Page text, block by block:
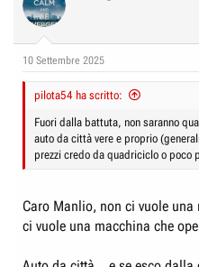
t
i
s
10 Settembre 2025
pilota54 ha scritto:
Fuori dalla battuta, non saranno
auto da città vere e proprio
prezzi credo da quadriciclo o poco
Caro Manlio, non ci vuole
ci vuole una macchina che